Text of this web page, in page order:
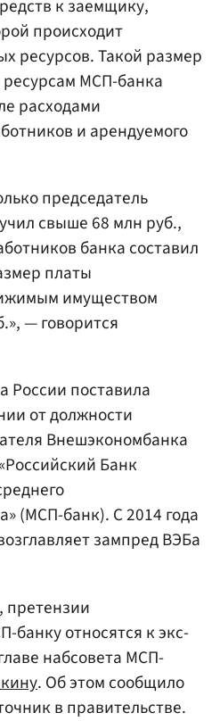
к заемщику,
происходит
ресурсов. Такой размер
МСП-банка
расходами
и арендуемого
председатель
свыше 68 млн руб.,
банка составил
платы
имуществом
— говорится
России поставила
от должности
Внешэкономбанка
Банк
(МСП-банк). С 2014 года
зампред ВЭБа
претензии
банку относятся к экс-
набсовета МСП-
. Об этом сообщило
в правительстве.